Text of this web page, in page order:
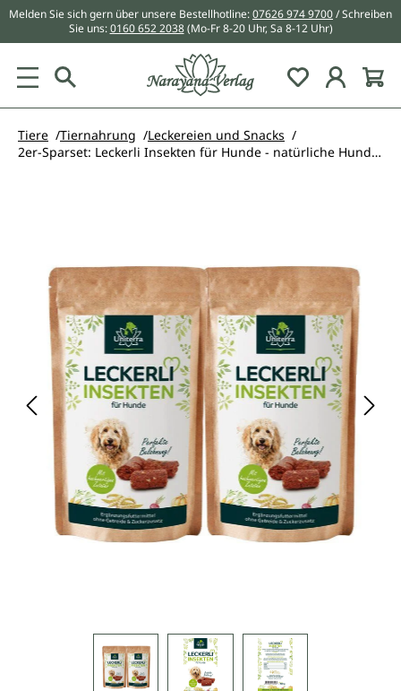
springen
Melden Sie sich gern über unsere Bestellhotline:07626 974 9700/ Schreiben
Sie uns:0160 652 2038 (Mo-Fr 8-20 Uhr, Sa 8-12 Uhr)
Du hast 0
Tiere Tiernahrung
Leckereien und Snacks
2er-Sparset: Leckerli Insekten für Hunde - natürliche Hundesnacks mit hochwertigem Protein - Ergänzungsfuttermittel - 2 x 150 g - von Uniterra